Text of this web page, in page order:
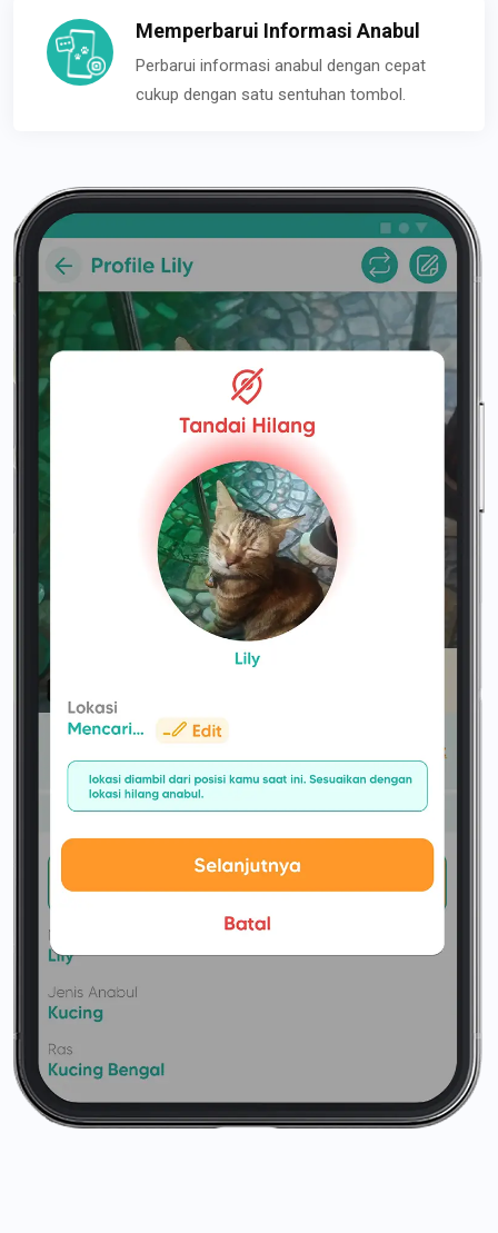
Memperbarui Informasi Anabul
Perbarui informasi anabul dengan cepat
cukup dengan satu sentuhan tombol.